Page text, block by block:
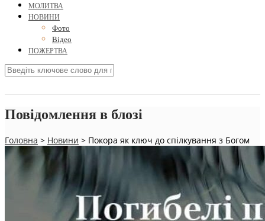
МОЛИТВА
НОВИНИ
Фото
Відео
ПОЖЕРТВА
Повідомлення в блозі
Головна > Новини > Покора як ключ до спілкування з Богом